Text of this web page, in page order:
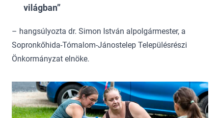
világban
– hangsúlyozta dr. Simon István alpolgármester, a
Sopronkőhida-Tómalom-Jánostelep Településrészi
Önkormányzat elnöke.